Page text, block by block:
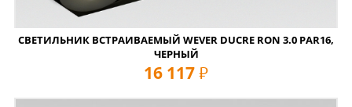
СВЕТИЛЬНИК ВСТРАИВАЕМЫЙ WEVER DUCRE RON 3.0 PAR16,
ЧЕРНЫЙ
16 117 руб